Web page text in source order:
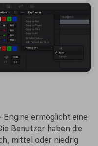
Engine ermöglicht eine
Benutzer haben die
mittel oder niedrig